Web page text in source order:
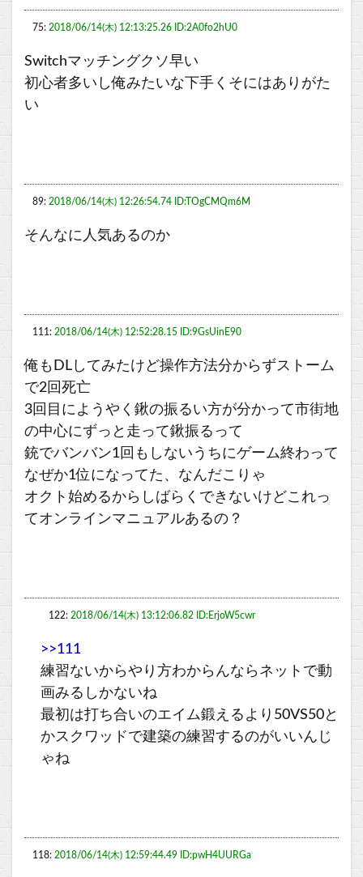
75: 2018/06/14(木) 12:13:25.26 ID:2A0fo2hU0
Switchマッチングクソ早い
初心者多いし俺みたいな下手くそにはありがた
い
89: 2018/06/14(木) 12:26:54.74 ID:TOgCMQm6M
そんなに人気あるのか
111: 2018/06/14(木) 12:52:28.15 ID:9GsUinE90
俺もDLしてみたけど操作方法分からずストーム
で2回死亡
3回目にようやく鍬の振るい方が分かって市街地
の中心にずっと走って鍬振るって
銃でバンバン1回もしないうちにゲーム終わって
なぜか1位になってた、なんだこりゃ
オクト始めるからしばらくできないけどこれっ
てオンラインマニュアルあるの？
122: 2018/06/14(木) 13:12:06.82 ID:ErjoW5cwr
>>111
練習ないからやり方わからんならネットで動
画みるしかないね
最初は打ち合いのエイム鍛えるより50VS50と
かスクワッドで建築の練習するのがいいんじ
ゃね
118: 2018/06/14(木) 12:59:44.49 ID:pwH4UURGa